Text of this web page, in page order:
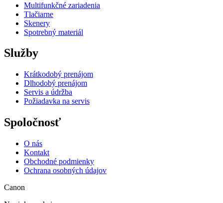
Multifunkčné zariadenia
Tlačiarne
Skenery
Spotrebný materiál
Služby
Krátkodobý prenájom
Dlhodobý prenájom
Servis a údržba
Požiadavka na servis
Spoločnosť
O nás
Kontakt
Obchodné podmienky
Ochrana osobných údajov
Canon